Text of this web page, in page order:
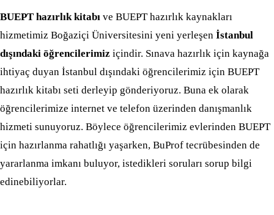
BUEPT hazırlık kitabı ve BUEPT hazırlık kaynakları
hizmetimiz Boğaziçi Üniversitesini yeni yerleşen İstanbul
dışındaki öğrencilerimiz içindir. Sınava hazırlık için kaynağa
ihtiyaç duyan İstanbul dışındaki öğrencilerimiz için BUEPT
hazırlık kitabı seti derleyip gönderiyoruz. Buna ek olarak
öğrencilerimize internet ve telefon üzerinden danışmanlık
hizmeti sunuyoruz. Böylece öğrencilerimiz evlerinden BUEPT
için hazırlanma rahatlığı yaşarken, BuProf tecrübesinden de
yararlanma imkanı buluyor, istedikleri soruları sorup bilgi
edinebiliyorlar.